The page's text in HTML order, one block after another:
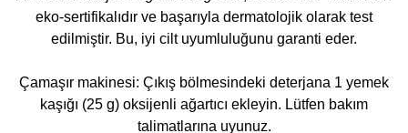
eko-sertifikalıdır ve başarıyla dermatolojik olarak test
edilmiştir. Bu, iyi cilt uyumluluğunu garanti eder.
Çamaşır makinesi: Çıkış bölmesindeki deterjana 1 yemek
kaşığı (25 g) oksijenli ağartıcı ekleyin. Lütfen bakım
talimatlarına uyunuz.